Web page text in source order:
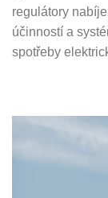
regulátory
účinností a
spotřeby